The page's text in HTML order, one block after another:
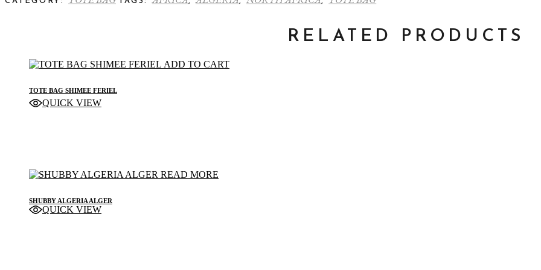
RELATED PRODUCTS
ADD TO CART
TOTE BAG SHIMEE FERIEL
QUICK VIEW
READ MORE
SHUBBY ALGERIA ALGER
QUICK VIEW